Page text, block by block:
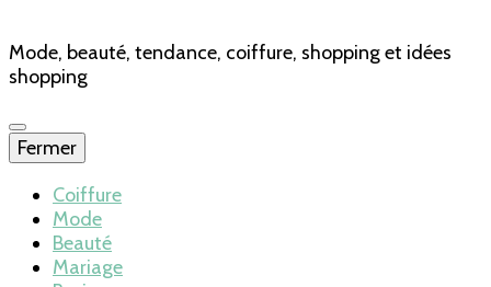
Mode, beauté, tendance, coiffure, shopping et idées
shopping
Fermer
Coiffure
Mode
Beauté
Mariage